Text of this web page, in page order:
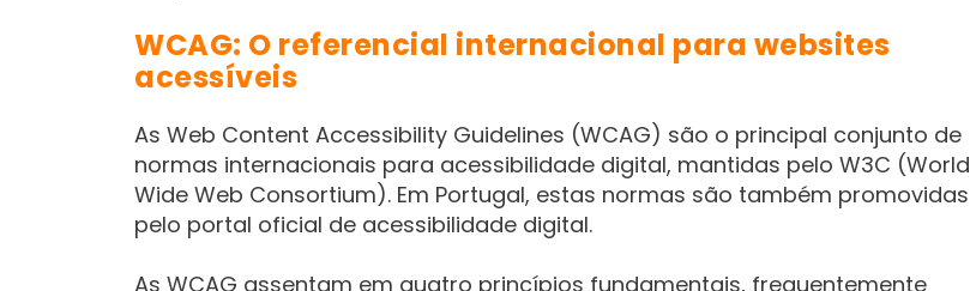
WCAG: O referencial internacional para websites
acessíveis
As Web Content Accessibility Guidelines (WCAG) são o principal conjunto de
normas internacionais para acessibilidade digital, mantidas pelo W3C (World
Wide Web Consortium). Em Portugal, estas normas são também promovidas
pelo portal oficial de acessibilidade digital.
As WCAG assentam em quatro princípios fundamentais, frequentemente